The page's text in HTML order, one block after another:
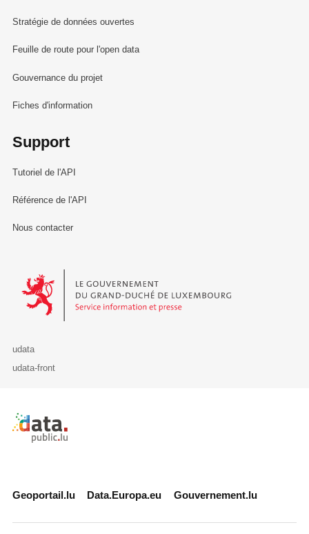
Stratégie de données ouvertes
Feuille de route pour l'open data
Gouvernance du projet
Fiches d'information
Support
Tutoriel de l'API
Référence de l'API
Nous contacter
Le Gouvernement du Grand-Duché de Luxembourg - Service
udata
udata-front
Retour à l'accueil de data.public.lu
Geoportail.lu Data.Europa.eu Gouvernement.lu